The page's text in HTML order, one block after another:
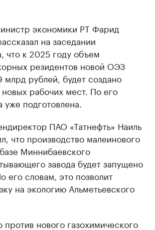
экономики РТ Фарид
на заседании
что к 2025 году объем
резидентов новой ОЭЗ
млрд рублей, будет создано
рабочих мест. По его
уже подготовлена.
ПАО «Татнефть» Наиль
что производство малеинового
Миннибаевского
завода будет запущено
его словам, это позволит
на экологию Альметьевского
нового газохимического